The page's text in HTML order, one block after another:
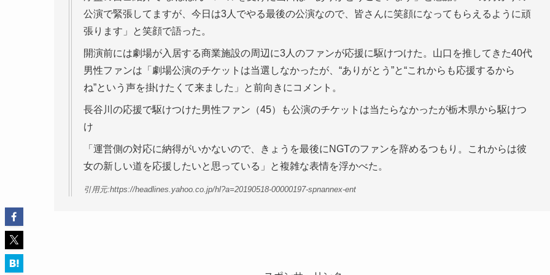
公演で緊張してますが、今日は3人でやる最後の公演なので、皆さんに笑顔になってもらえるように頑
張ります」と笑顔で語った。
開演前には劇場が入居する商業施設の周辺に3人のファンが応援に駆けつけた。山口を推してきた40代
男性ファンは「劇場公演のチケットは当選しなかったが、“ありがとう”と“これからも応援するから
ね”という声を掛けたくて来ました」と前向きにコメント。
長谷川の応援で駆けつけた男性ファン（45）も公演のチケットは当たらなかったが栃木県から駆けつ
け
「運営側の対応に納得がいかないので、きょうを最後にNGTのファンを辞めるつもり。これからは彼
女の新しい道を応援したいと思っている」と複雑な表情を浮かべた。
引用元:https://headlines.yahoo.co.jp/hl?a=20190518-00000197-spnannex-ent